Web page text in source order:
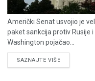
Američki Senat usvojio je
paket sankcija protiv Rusije
Washington pojačao...
SAZNAJTE VIŠEDETAILS